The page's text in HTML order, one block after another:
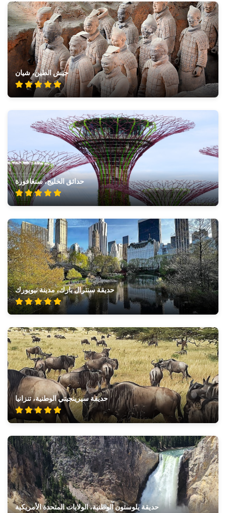
جيش الطين، شيان
حدائق الخليج، سنغافورة
حديقة سنترال بارك، مدينة نيويورك
حديقة سيرينجيتي الوطنية، تنزانيا
حديقة يلوستون الوطنية، الولايات المتحدة الأمريكية